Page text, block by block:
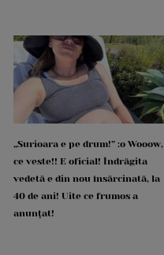
„Surioara e pe drum!” :o Wooow,
ce veste!! E oficial! Îndrăgita
vedetă e din nou însărcinată, la
40 de ani! Uite ce frumos a
anunțat!